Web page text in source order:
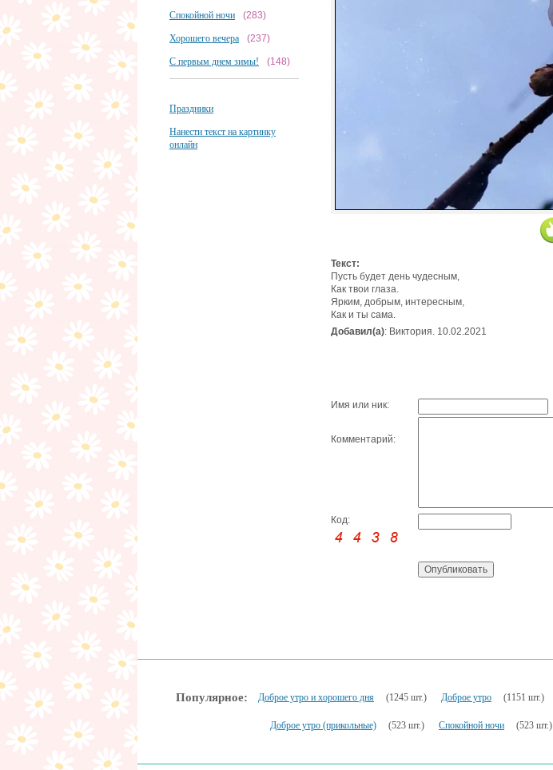
Спокойной ночи (283)
Хорошего вечера (237)
С первым днем зимы! (148)
Праздники
Нанести текст на картинку
онлайн
Текст:
Пусть будет день чудесным,
Как твои глаза.
Ярким, добрым, интересным,
Как и ты сама.
Добавил(а): Виктория. 10.02.2021
Имя или ник:
Комментарий:
Код:
Популярное: Доброе утро и хорошего дня (1245 шт.) Доброе утро (1151 шт.)
Доброе утро (прикольные) (523 шт.) Спокойной ночи (523 шт.)